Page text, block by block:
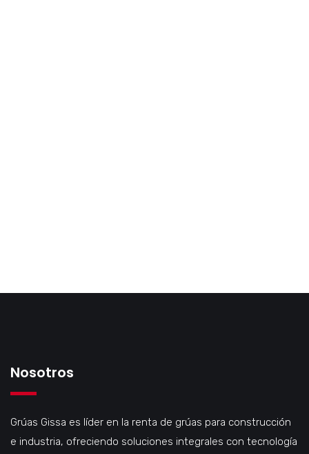
Nosotros
Grúas Gissa es líder en la renta de grúas para construcción
e industria, ofreciendo soluciones integrales con tecnología